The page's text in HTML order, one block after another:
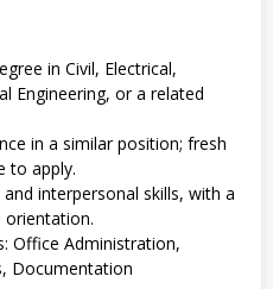
in Civil, Electrical,
Engineering, or a related
in a similar position; fresh
to apply.
interpersonal skills, with a
orientation.
Office Administration,
Documentation